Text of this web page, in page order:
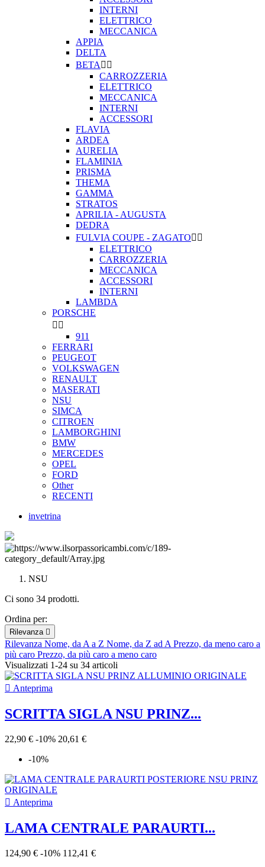
INTERNI
ELETTRICO
MECCANICA
APPIA
DELTA
BETA  
CARROZZERIA
ELETTRICO
MECCANICA
INTERNI
ACCESSORI
FLAVIA
ARDEA
AURELIA
FLAMINIA
PRISMA
THEMA
GAMMA
STRATOS
APRILIA - AUGUSTA
DEDRA
FULVIA COUPE - ZAGATO 
ELETTRICO
CARROZZERIA
MECCANICA
ACCESSORI
INTERNI
LAMBDA
PORSCHE
 
911
FERRARI
PEUGEOT
VOLKSWAGEN
RENAULT
MASERATI
NSU
SIMCA
CITROEN
LAMBORGHINI
BMW
MERCEDES
OPEL
FORD
Other
RECENTI
invetrina
NSU
Ci sono 34 prodotti.
Ordina per:
Rilevanza 
Rilevanza Nome, da A a Z Nome, da Z ad A Prezzo, da meno caro a
più caro Prezzo, da più caro a meno caro
Visualizzati 1-24 su 34 articoli
 Anteprima
SCRITTA SIGLA NSU PRINZ...
22,90 € -10% 20,61 €
-10%
 Anteprima
LAMA CENTRALE PARAURTI...
124,90 € -10% 112,41 €